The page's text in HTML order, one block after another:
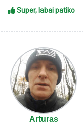
Super, labai patiko
Arturas